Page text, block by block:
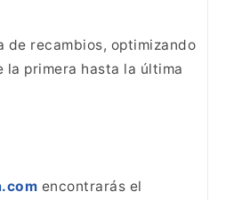
de recambios, optimizando
la primera hasta la última
encontrarás el